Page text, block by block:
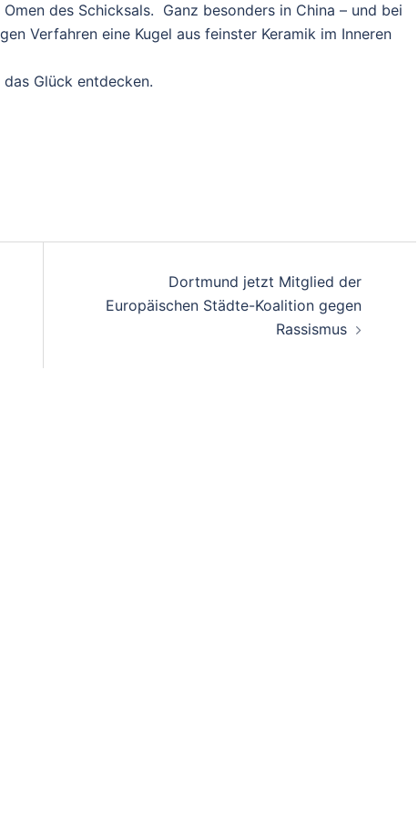
des Schicksals. Ganz besonders in China – und bei
Verfahren eine Kugel aus feinster Keramik im Inneren
Glück entdecken.
Dortmund jetzt Mitglied der
Europäischen Städte-Koalition gegen
Rassismus